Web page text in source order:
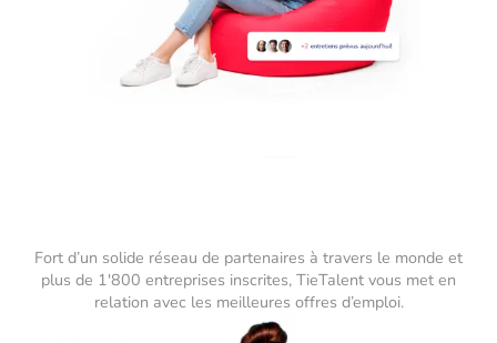
Fort d’un solide réseau de partenaires à travers le monde et
plus de 1'800 entreprises inscrites, TieTalent vous met en
relation avec les meilleures offres d’emploi.